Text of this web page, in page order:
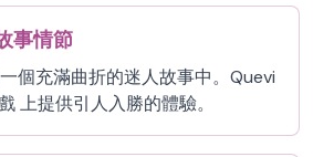
事情節
個充滿曲折的迷人故事中。Quevi
上提供引人入勝的體驗。